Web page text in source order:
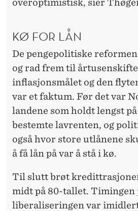
overoptimistisk, sier
KØ FOR LÅN
De pengepolitiske
og rad frem til
inflasjonsmålet og den
var et faktum. Før det var
landene som holdt lengst
bestemte lavrenten, og
også hvor store utlånene
å få lån på var å stå i kø.
Til slutt brøt
midt på 80-tallet. Timingen
liberaliseringen var